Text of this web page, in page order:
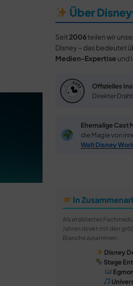
Über
Seit 2006teilen wir
Disney – das bedeutet
Medien-Expertise und
Offizielles
Direkter
Ehemalige Cast
die Magie von
Walt Disney
In
Als etabliertes
Jahren direkt mit den
Branche zusammen:
Disney
Stage